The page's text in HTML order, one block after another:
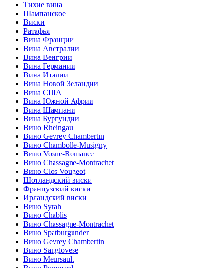
Тихие вина
Шампанское
Виски
Ратафья
Вина Франции
Вина Австралии
Вина Венгрии
Вина Германии
Вина Италии
Вина Новой Зеландии
Вина США
Вина Южной Африи
Вина Шампани
Вина Бургундии
Вино Rheingau
Вино Gevrey Chambertin
Вино Chambolle-Musigny
Вино Vosne-Romanee
Вино Chassagne-Montrachet
Вино Clos Vougeot
Шотландский виски
Французский виски
Ирландский виски
Вино Syrah
Вино Chablis
Вино Chassagne-Montrachet
Вино Spatburgunder
Вино Gevrey Chambertin
Вино Sangiovese
Вино Meursault